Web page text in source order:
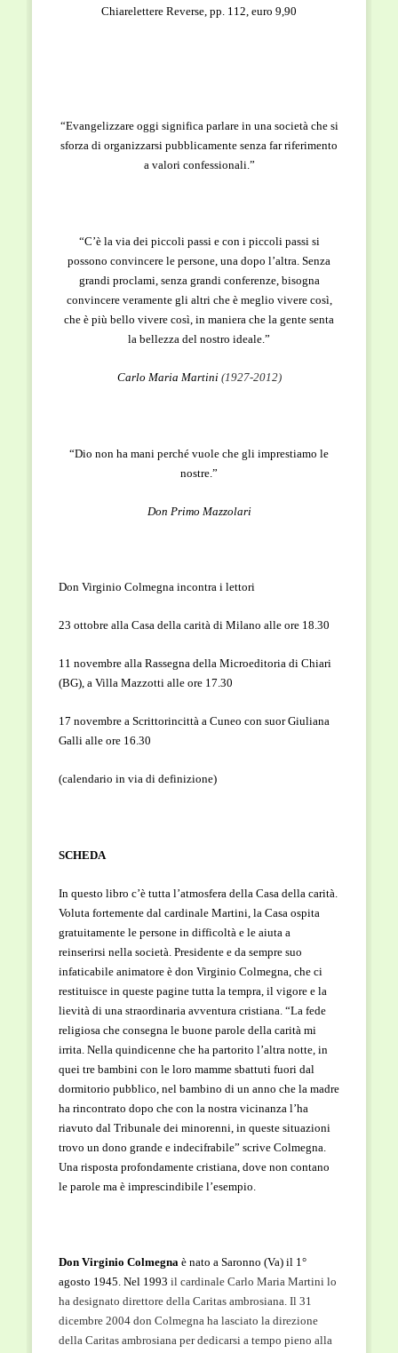
Chiarelettere Reverse, pp. 112, euro 9,90
“Evangelizzare oggi significa parlare in una società che si
sforza di organizzarsi pubblicamente senza far riferimento
a valori confessionali.”
“C’è la via dei piccoli passi e con i piccoli passi si
possono convincere le persone, una dopo l’altra. Senza
grandi proclami, senza grandi conferenze, bisogna
convincere veramente gli altri che è meglio vivere così,
che è più bello vivere così, in maniera che la gente senta
la bellezza del nostro ideale.”
Carlo Maria Martini(1927-2012)
“Dio non ha mani perché vuole che gli imprestiamo le
nostre.”
Don Primo Mazzolari
Don Virginio Colmegna incontra i lettori
23 ottobre alla Casa della carità di Milano alle ore 18.30
11 novembre alla Rassegna della Microeditoria di Chiari
(BG), a Villa Mazzotti alle ore 17.30
17 novembre a Scrittorincittà a Cuneo con suor Giuliana
Galli alle ore 16.30
(calendario in via di definizione)
SCHEDA
In questo libro c’è tutta l’atmosfera della Casa della carità.
Voluta fortemente dal cardinale Martini, la Casa ospita
gratuitamente le persone in difficoltà e le aiuta a
reinserirsi nella società. Presidente e da sempre suo
infaticabile animatore è don Virginio Colmegna, che ci
restituisce in queste pagine tutta la tempra, il vigore e la
lievità di una straordinaria avventura cristiana. “La fede
religiosa che consegna le buone parole della carità mi
irrita. Nella quindicenne che ha partorito l’altra notte, in
quei tre bambini con le loro mamme sbattuti fuori dal
dormitorio pubblico, nel bambino di un anno che la madre
ha rincontrato dopo che con la nostra vicinanza l’ha
riavuto dal Tribunale dei minorenni, in queste situazioni
trovo un dono grande e indecifrabile” scrive Colmegna.
Una risposta profondamente cristiana, dove non contano
le parole ma è imprescindibile l’esempio.
Don Virginio Colmegnaè nato a Saronno (Va) il 1°
agosto 1945. Nel 1993 il cardinale Carlo Maria Martini lo
ha designato direttore della Caritas ambrosiana. Il 31
dicembre 2004 don Colmegna ha lasciato la direzione
della Caritas ambrosiana per dedicarsi a tempo pieno alla